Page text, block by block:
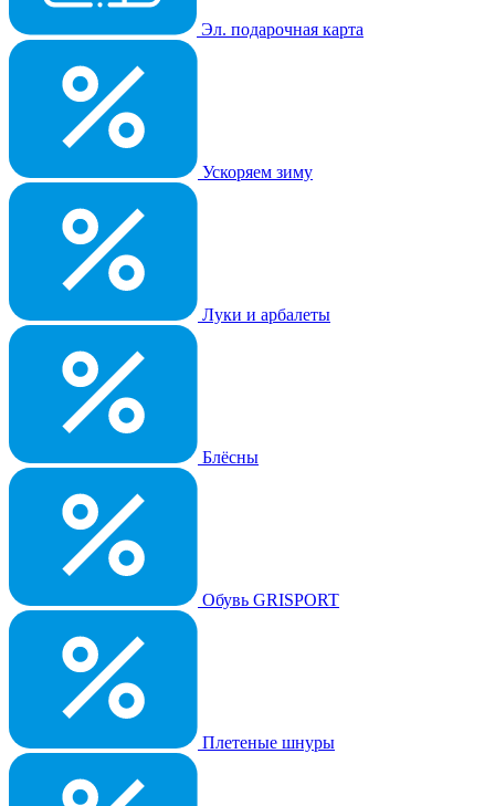
Эл. подарочная карта
Ускоряем зиму
Луки и арбалеты
Блёсны
Обувь GRISPORT
Плетеные шнуры